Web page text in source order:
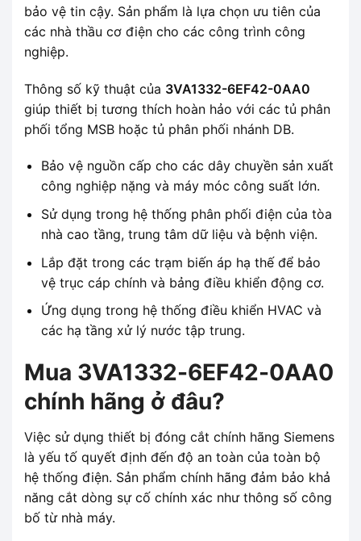
bảo vệ tin cậy. Sản phẩm là lựa chọn ưu tiên của
các nhà thầu cơ điện cho các công trình công
nghiệp.
Thông số kỹ thuật của 3VA1332-6EF42-0AA0
giúp thiết bị tương thích hoàn hảo với các tủ phân
phối tổng MSB hoặc tủ phân phối nhánh DB.
Bảo vệ nguồn cấp cho các dây chuyền sản xuất
công nghiệp nặng và máy móc công suất lớn.
Sử dụng trong hệ thống phân phối điện của tòa
nhà cao tầng, trung tâm dữ liệu và bệnh viện.
Lắp đặt trong các trạm biến áp hạ thế để bảo
vệ trục cáp chính và bảng điều khiển động cơ.
Ứng dụng trong hệ thống điều khiển HVAC và
các hạ tầng xử lý nước tập trung.
Mua 3VA1332-6EF42-0AA0
chính hãng ở đâu?
Việc sử dụng thiết bị đóng cắt chính hãng Siemens
là yếu tố quyết định đến độ an toàn của toàn bộ
hệ thống điện. Sản phẩm chính hãng đảm bảo khả
năng cắt dòng sự cố chính xác như thông số công
bố từ nhà máy.